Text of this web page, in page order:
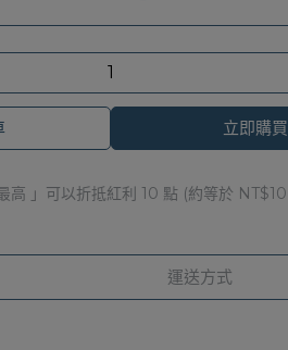
立即購買
高 」可以折抵紅利 10 點 (約等於 NT$10
運送方式